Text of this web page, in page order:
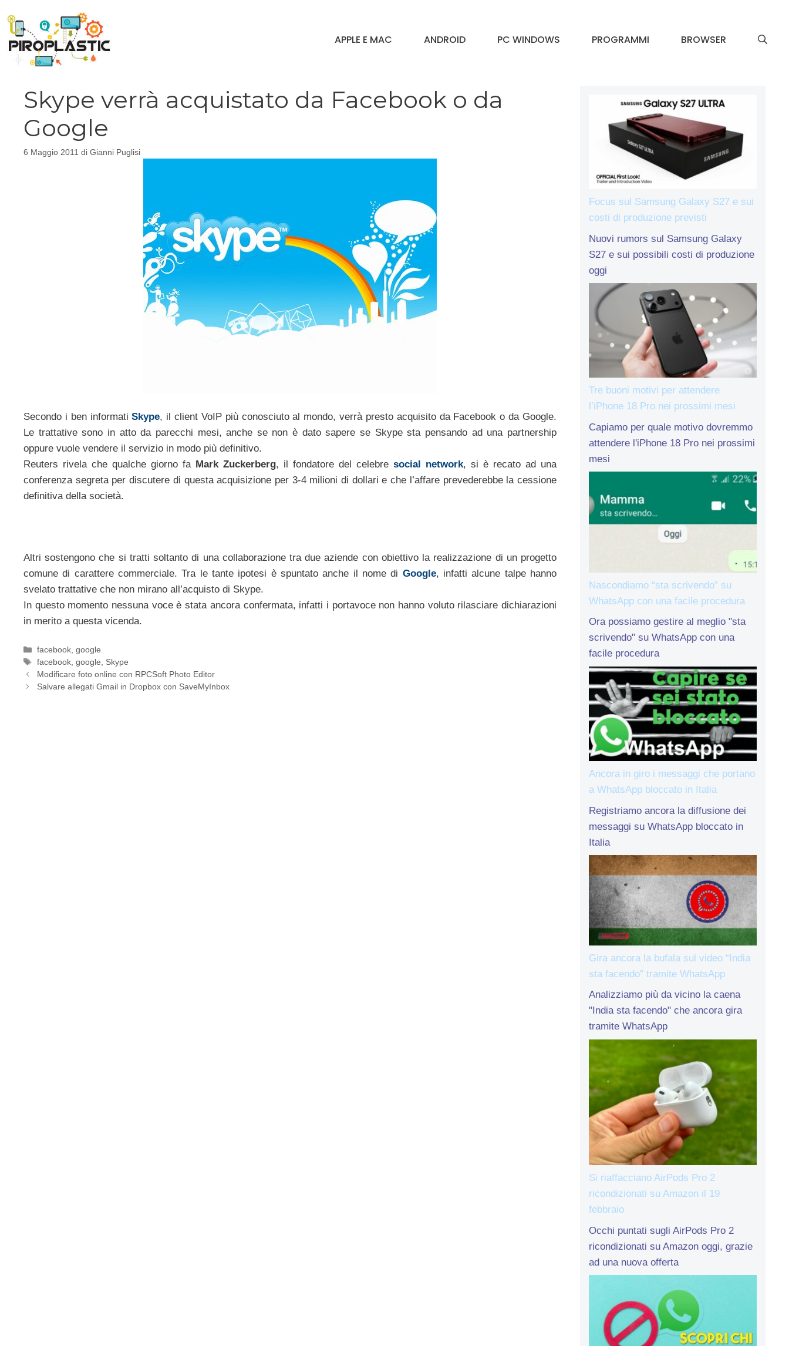
contenuto
APPLE E MAC ANDROID PC WINDOWS PROGRAMMI BROWSER
Skype verrà acquistato da Facebook o da
Google
6 Maggio 2011 di Gianni Puglisi
Secondo i ben informatiSkype, il client VoIP più conosciuto al mondo, verrà presto acquisito da Facebook o da Google.
Le trattative sono in atto da parecchi mesi, anche se non è dato sapere se Skype sta pensando ad una partnership
oppure vuole vendere il servizio in modo più definitivo.
Reuters rivela che qualche giorno fa Mark Zuckerberg, il fondatore del celebre social network, si è recato ad una
conferenza segreta per discutere di questa acquisizione per 3-4 milioni di dollari e che l’affare prevederebbe la cessione
definitiva della società.
Altri sostengono che si tratti soltanto di una collaborazione tra due aziende con obiettivo la realizzazione di un progetto
comune di carattere commerciale. Tra le tante ipotesi è spuntato anche il nome di Google, infatti alcune talpe hanno
svelato trattative che non mirano all’acquisto di Skype.
In questo momento nessuna voce è stata ancora confermata, infatti i portavoce non hanno voluto rilasciare dichiarazioni
in merito a questa vicenda.
Categorie
facebook,google
Tag
facebook,google, Skype
Modificare foto online con RPCSoft Photo Editor
Salvare allegati Gmail in Dropbox con SaveMyInbox
Focus sul Samsung Galaxy S27 e sui
costi di produzione previsti
Nuovi rumors sul Samsung Galaxy
S27 e sui possibili costi di produzione
oggi
Tre buoni motivi per attendere
l’iPhone 18 Pro nei prossimi mesi
Capiamo per quale motivo dovremmo
attendere l'iPhone 18 Pro nei prossimi
mesi
Nascondiamo “sta scrivendo” su
WhatsApp con una facile procedura
Ora possiamo gestire al meglio "sta
scrivendo" su WhatsApp con una
facile procedura
Ancora in giro i messaggi che portano
a WhatsApp bloccato in Italia
Registriamo ancora la diffusione dei
messaggi su WhatsApp bloccato in
Italia
Gira ancora la bufala sul video “India
sta facendo” tramite WhatsApp
Analizziamo più da vicino la caena
"India sta facendo" che ancora gira
tramite WhatsApp
Si riaffacciano AirPods Pro 2
ricondizionati su Amazon il 19
febbraio
Occhi puntati sugli AirPods Pro 2
ricondizionati su Amazon oggi, grazie
ad una nuova offerta